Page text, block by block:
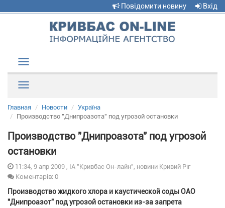
Повідомити новину Вхід
navigation
Главная Новости
Україна
Производство "Днипроазота" под угрозой остановки
Производство "Днипроазота" под угрозой
остановки
11:34, 9 апр 2009 , ІА "Кривбас Он-лайн", новини Кривий Ріг
Коментарів: 0
Производство жидкого хлора и каустической соды ОАО
"Днипроазот" под угрозой остановки из-за запрета